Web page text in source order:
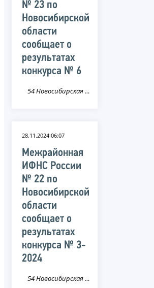
№ 23 по
Новосибирской
области
сообщает о
результатах
конкурса № 6
54 Новосибирская область
28.11.2024 06:07
Межрайонная
ИФНС России
№ 22 по
Новосибирской
области
сообщает о
результатах
конкурса № 3-
2024
54 Новосибирская область